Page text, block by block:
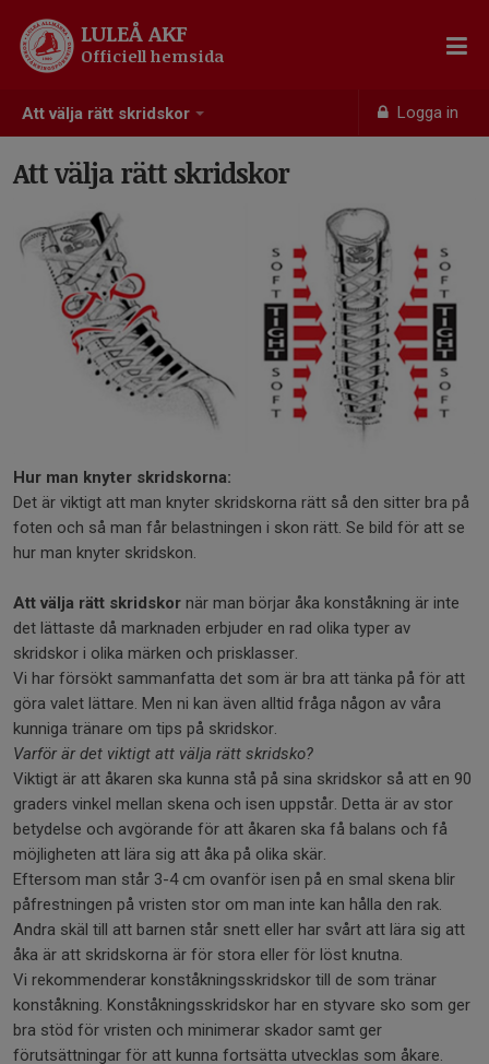
Att välja rätt skridskor Logga in
LULEÅ AKF
Officiell hemsida
Att välja rätt skridskor
Hur man knyter skridskorna:
Det är viktigt att man knyter skridskorna rätt så den sitter bra på
foten och så man får belastningen i skon rätt. Se bild för att se
hur man knyter skridskon.
Att välja rätt skridskor när man börjar åka konståkning är inte
det lättaste då marknaden erbjuder en rad olika typer av
skridskor i olika märken och prisklasser.
Vi har försökt sammanfatta det som är bra att tänka på för att
göra valet lättare. Men ni kan även alltid fråga någon av våra
kunniga tränare om tips på skridskor.
Varför är det viktigt att välja rätt skridsko?
Viktigt är att åkaren ska kunna stå på sina skridskor så att en 90
graders vinkel mellan skena och isen uppstår. Detta är av stor
betydelse och avgörande för att åkaren ska få balans och få
möjligheten att lära sig att åka på olika skär.
Eftersom man står 3-4 cm ovanför isen på en smal skena blir
påfrestningen på vristen stor om man inte kan hålla den rak.
Andra skäl till att barnen står snett eller har svårt att lära sig att
åka är att skridskorna är för stora eller för löst knutna.
Vi rekommenderar konståkningsskridskor till de som tränar
konståkning. Konståkningsskridskor har en styvare sko som ger
bra stöd för vristen och minimerar skador samt ger
förutsättningar för att kunna fortsätta utvecklas som åkare.